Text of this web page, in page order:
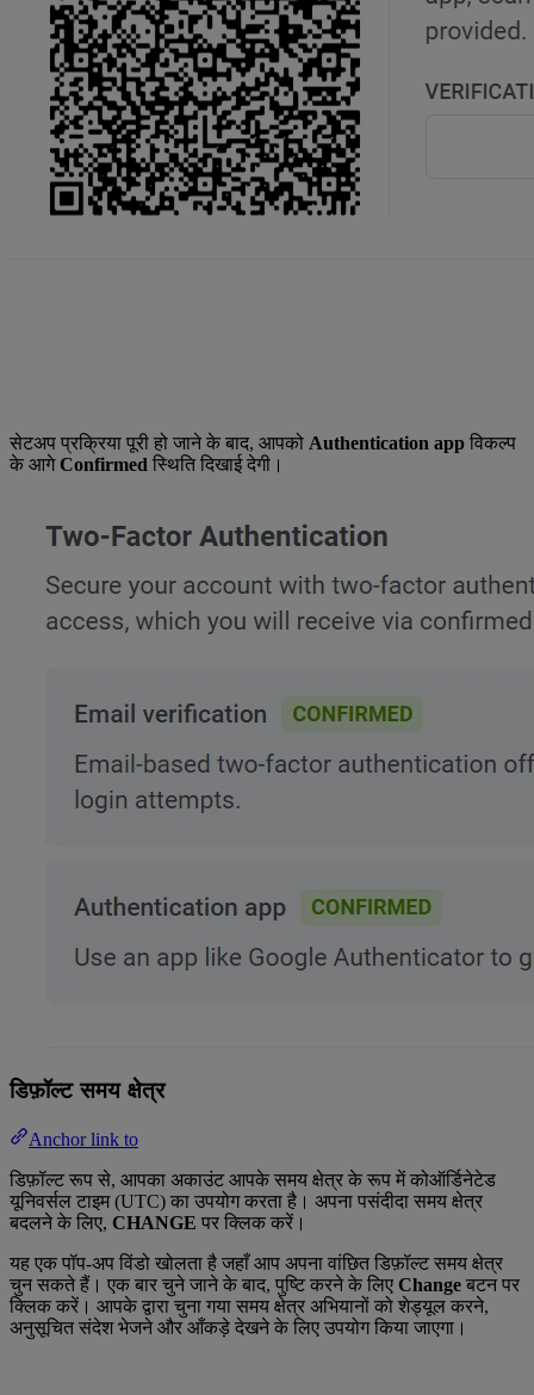
सेटअप प्रक्रिया पूरी हो जाने के बाद, आपको Authentication app विकल्प
के आगेConfirmed स्थिति दिखाई देगी।
डिफ़ॉल्ट समय क्षेत्र
Anchor link to
डिफ़ॉल्ट रूप से, आपका अकाउंट आपके समय क्षेत्र के रूप में कोऑर्डिनेटेड
यूनिवर्सल टाइम (UTC) का उपयोग करता है। अपना पसंदीदा समय क्षेत्र
बदलने के लिए, CHANGE पर क्लिक करें।
यह एक पॉप-अप विंडो खोलता है जहाँ आप अपना वांछित डिफ़ॉल्ट समय क्षेत्र
चुन सकते हैं। एक बार चुने जाने के बाद, पुष्टि करने के लिए Change बटन पर
क्लिक करें। आपके द्वारा चुना गया समय क्षेत्र अभियानों को शेड्यूल करने,
अनुसूचित संदेश भेजने और आँकड़े देखने के लिए उपयोग किया जाएगा।